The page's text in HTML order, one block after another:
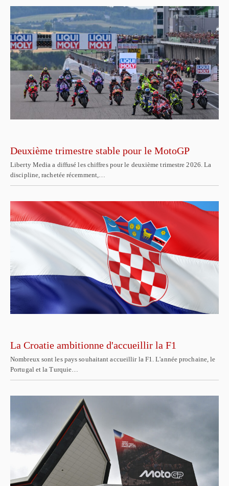
Deuxième trimestre stable pour le MotoGP
Liberty Media a diffusé les chiffres pour le deuxième trimestre 2026. La
discipline, rachetée récemment,…
La Croatie ambitionne d'accueillir la F1
Nombreux sont les pays souhaitant accueillir la F1. L'année prochaine, le
Portugal et la Turquie…